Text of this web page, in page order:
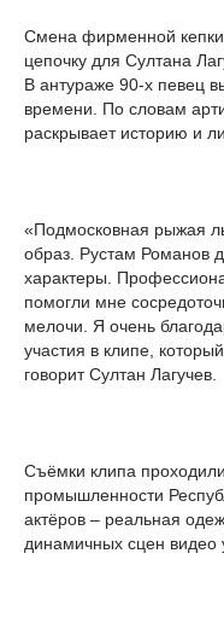
Смена фирменной
цепочку для Султана
В антураже 90-х певец
времени. По словам
раскрывает историю и
«Подмосковная рыжая
образ. Рустам Романов
характеры.
помогли мне
мелочи. Я очень
участия в клипе,
говорит Султан Лагучев.
Съёмки клипа
промышленности
актёров – реальная
динамичных сцен видео